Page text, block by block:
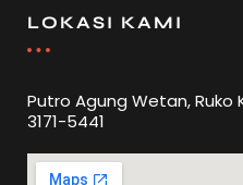
LOKASI KAMI
Putro Agung Wetan, Ruko
3171-5441